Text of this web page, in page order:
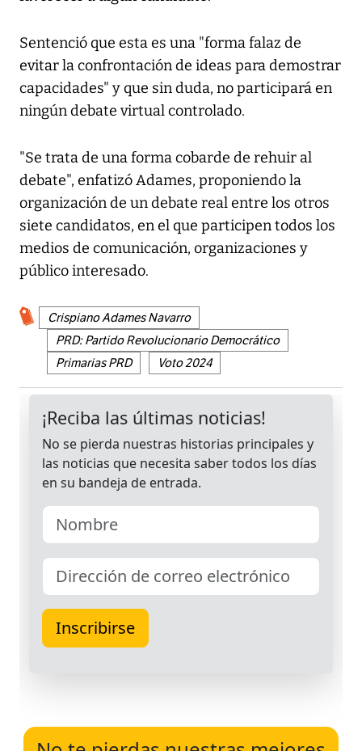
Sentenció que esta es una "forma falaz de
evitar la confrontación de ideas para demostrar
capacidades" y que sin duda, no participará en
ningún debate virtual controlado.
"Se trata de una forma cobarde de rehuir al
debate", enfatizó Adames, proponiendo la
organización de un debate real entre los otros
siete candidatos, en el que participen todos los
medios de comunicación, organizaciones y
público interesado.
Crispiano Adames Navarro
PRD: Partido Revolucionario Democrático
Primarias PRD
Voto 2024